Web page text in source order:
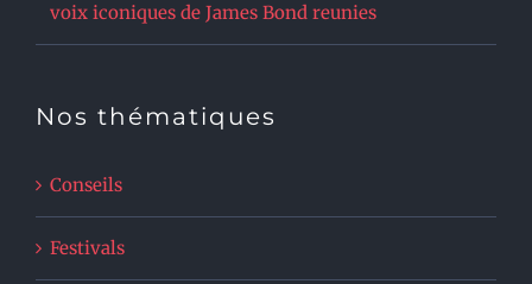
voix iconiques de James Bond reunies
Nos thématiques
Conseils
Festivals